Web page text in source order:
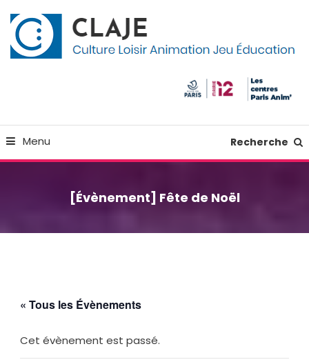
To
Content
Menu Recherche
[Évènement] Fête de Noël
« Tous les Évènements
Cet évènement est passé.